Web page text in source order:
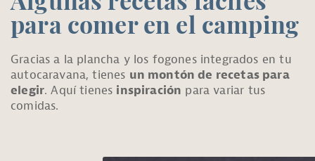
para comer en el camping
Gracias a la plancha y los fogones integrados en tu
autocaravana, tienes un montón de recetas para
elegir. Aquí tienes inspiración para variar tus
comidas.